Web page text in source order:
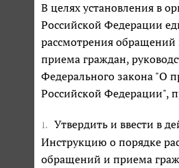
В целях установления в
Российской Федерации
рассмотрения обращений
приема граждан,
Федерального закона "О
Российской Федерации",
1.
Утвердить и ввести в
Инструкцию о порядке
обращений и приема